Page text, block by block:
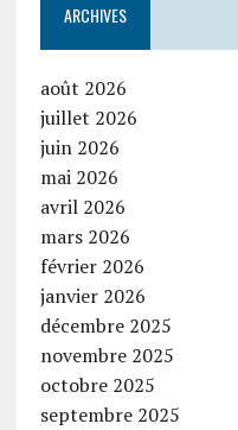
ARCHIVES
août 2026
juillet 2026
juin 2026
mai 2026
avril 2026
mars 2026
février 2026
janvier 2026
décembre 2025
novembre 2025
octobre 2025
septembre 2025